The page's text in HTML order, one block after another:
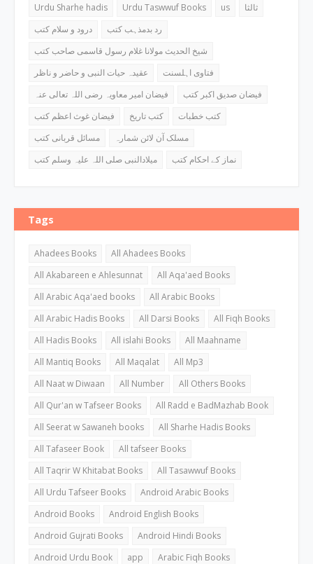
Urdu Sharhe hadis
Urdu Taswwuf Books us
ثالثا
درود و سلام کتب
رد بدمذہب کتب
شیخ الحدیث مولانا غلام رسول قاسمی صاحب کتب
عقیدہ حیات النبی و حاضر و ناظر
فتاوی اہلسنت
فیضان امیر معاویہ رضی اللہ تعالی عنہ
فیضان صدیق اکبر کتب
فیضان غوث اعظم کتب
کتب تاریخ
کتب خطبات
مسائل قربانی کتب
مسلک آن لائن شمارہ
میلادالنبی صلی اللہ علیہ وسلم کتب
نماز کے احکام کتب
Tags
Ahadees Books
All Ahadees Books
All Akabareen e Ahlesunnat
All Aqa'aed Books
All Arabic Aqa'aed books
All Arabic Books
All Arabic Hadis Books
All Darsi Books
All Fiqh Books
All Hadis Books
All islahi Books
All Maahname
All Mantiq Books
All Maqalat
All Mp3
All Naat w Diwaan
All Number
All Others Books
All Qur'an w Tafseer Books
All Radd e BadMazhab Book
All Seerat w Sawaneh books
All Sharhe Hadis Books
All Tafaseer Book
All tafseer Books
All Taqrir W Khitabat Books
All Tasawwuf Books
All Urdu Tafseer Books
Android Arabic Books
Android Books
Android English Books
Android Gujrati Books
Android Hindi Books
Android Urdu Book
app
Arabic Fiqh Books